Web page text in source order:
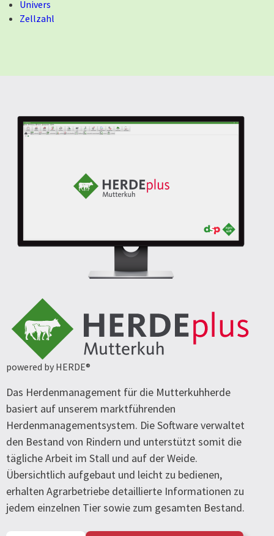
Univers
Zellzahl
powered by HERDE®
Das Herdenmanagement für die Mutterkuhherde
basiert auf unserem marktführenden
Herdenmanagementsystem. Die Software verwaltet
den Bestand von Rindern und unterstützt somit die
tägliche Arbeit im Stall und auf der Weide.
Übersichtlich aufgebaut und leicht zu bedienen,
erhalten Agrarbetriebe detaillierte Informationen zu
jedem einzelnen Tier sowie zum gesamten Bestand.